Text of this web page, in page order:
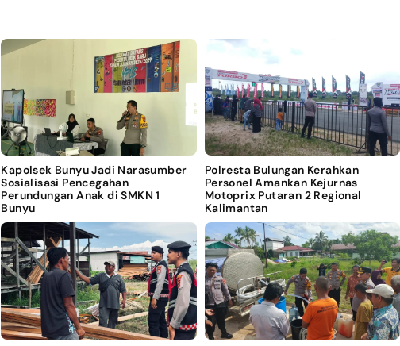
Kapolsek Bunyu Jadi Narasumber
Sosialisasi Pencegahan
Perundungan Anak di SMKN 1
Bunyu
Polresta Bulungan Kerahkan
Personel Amankan Kejurnas
Motoprix Putaran 2 Regional
Kalimantan